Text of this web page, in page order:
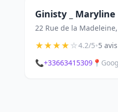
Ginisty _ Maryline
22 Rue de la
★★★★☆4.2/5•5 avis
📞+33663415309 📍